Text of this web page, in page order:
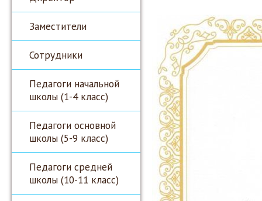
Заместители
Сотрудники
Педагоги начальной
школы (1-4 класс)
Педагоги основной
школы (5-9 класс)
Педагоги средней
школы (10-11 класс)